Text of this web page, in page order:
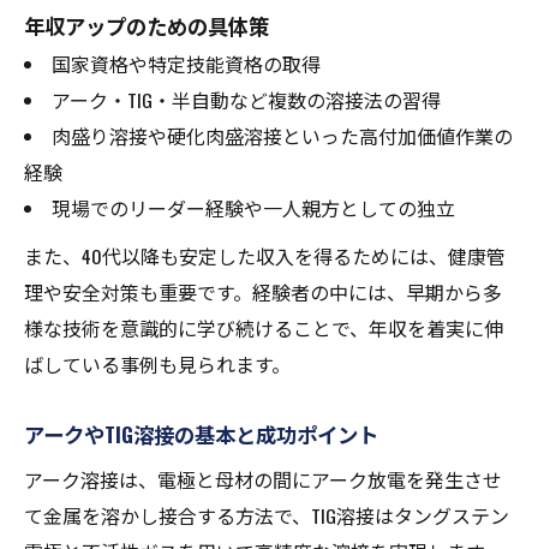
年収アップのための具体策
国家資格や特定技能資格の取得
アーク・TIG・半自動など複数の溶接法の習得
肉盛り溶接や硬化肉盛溶接といった高付加価値作業の
経験
現場でのリーダー経験や一人親方としての独立
また、40代以降も安定した収入を得るためには、健康管
理や安全対策も重要です。経験者の中には、早期から多
様な技術を意識的に学び続けることで、年収を着実に伸
ばしている事例も見られます。
アークやTIG溶接の基本と成功ポイント
アーク溶接は、電極と母材の間にアーク放電を発生させ
て金属を溶かし接合する方法で、TIG溶接はタングステン